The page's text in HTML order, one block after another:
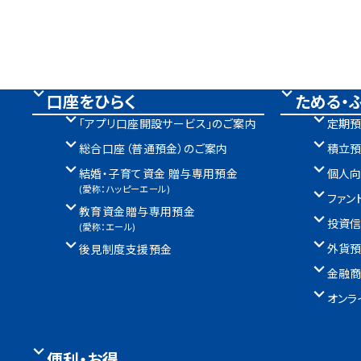
口座をひらく
「アプリ口座開設サービス」のご案内
総合口座（普通預金）のご案内
結婚・子育て資金 贈与専用預金
(愛称：ハッピーエール)
教育資金贈与専用預金
(愛称：エール)
後見制度支援預金
ためる・
定期
積立
個人
ファン
投資
外貨
金融
オン